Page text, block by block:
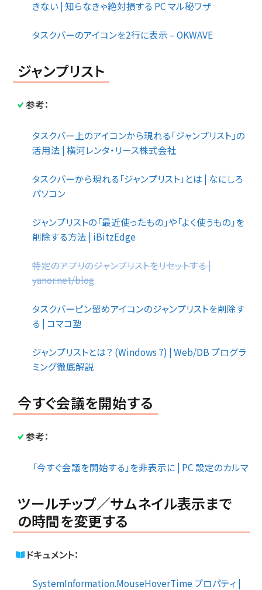
きない | 知らなきゃ絶対損する PC マル秘ワザ
タスクバーのアイコンを2行に表示 – OKWAVE
ジャンプリスト
参考：
タスクバー上のアイコンから現れる「ジャンプリスト」の
活用法 | 横河レンタ・リース株式会社
タスクバーから現れる「ジャンプリスト」とは | なにしろ
パソコン
ジャンプリストの「最近使ったもの」や「よく使うもの」を
削除する方法 | iBitzEdge
特定のアプリのジャンプリストをリセットする |
yanor.net/blog
タスクバーピン留めアイコンのジャンプリストを削除す
る | コマコ塾
ジャンプリストとは？ (Windows 7) | Web/DB プログラ
ミング徹底解説
今すぐ会議を開始する
参考：
「今すぐ会議を開始する」を非表示に | PC 設定のカルマ
ツールチップ／サムネイル表示まで
の時間を変更する
ドキュメント：
SystemInformation.MouseHoverTime プロパティ |